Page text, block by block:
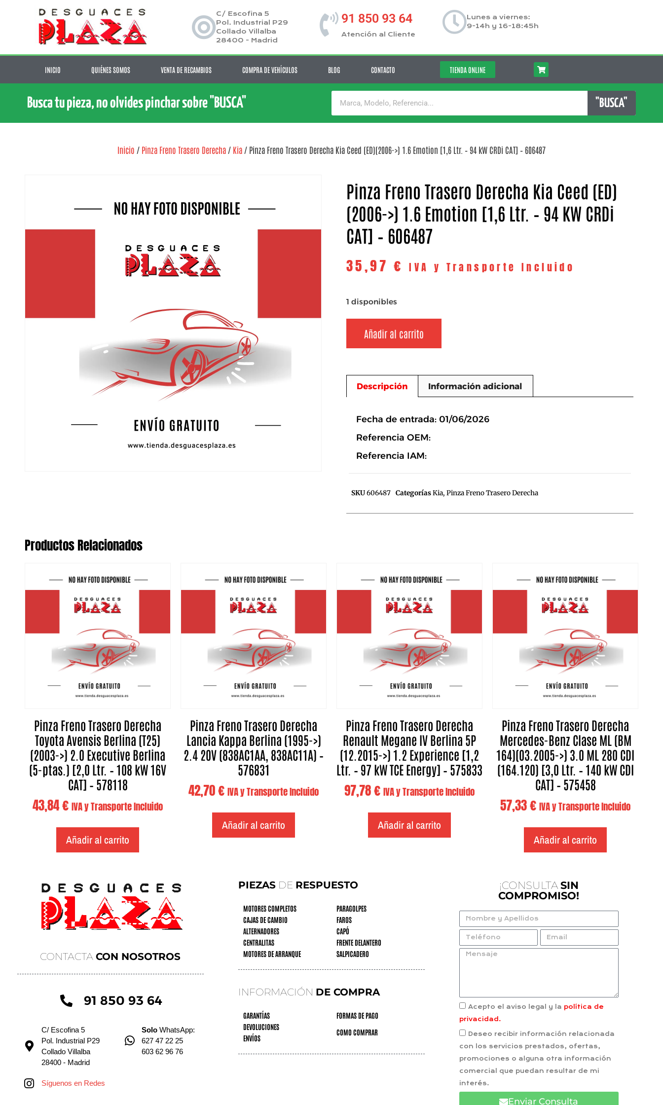
C/ Escofina 5
Pol. Industrial P29
Collado Villalba
28400 - Madrid
91 850 93 64
Atención al Cliente
Lunes a viernes:
9-14h y 16-18:45h
INICIO QUIÉNES SOMOS VENTA DE RECAMBIOS COMPRA DE VEHÍCULOS BLOG CONTACTO TIENDA ONLINE
Busca tu pieza, no olvides pinchar sobre "BUSCA" "BUSCA"
Inicio / Pinza Freno Trasero Derecha / Kia / Pinza Freno Trasero Derecha Kia Ceed (ED)(2006->) 1.6 Emotion [1,6 Ltr. – 94 kW CRDi CAT] – 606487
Pinza Freno Trasero Derecha Kia Ceed (ED)
(2006->) 1.6 Emotion [1,6 Ltr. – 94 KW CRDi
CAT] – 606487
35,97€ IVA y Transporte Incluido
1 disponibles
Añadir al carrito
Descripción Información adicional
Fecha de entrada: 01/06/2026
Referencia OEM:
Referencia IAM:
SKU606487 CategoríasKia, Pinza Freno Trasero Derecha
Productos Relacionados
Pinza Freno Trasero Derecha
Toyota Avensis Berlina (T25)
(2003->) 2.0 Executive Berlina
(5-ptas.) [2,0 Ltr. – 108 kW 16V
CAT] – 578118
43,84€ IVA y Transporte Incluido
Añadir al carrito
Pinza Freno Trasero Derecha
Lancia Kappa Berlina (1995->)
2.4 20V (838AC1AA, 838AC11A) –
576831
42,70€ IVA y Transporte Incluido
Añadir al carrito
Pinza Freno Trasero Derecha
Renault Megane IV Berlina 5P
(12.2015->) 1.2 Experience [1,2
Ltr. – 97 kW TCE Energy] – 575833
97,78€ IVA y Transporte Incluido
Añadir al carrito
Pinza Freno Trasero Derecha
Mercedes-Benz Clase ML (BM
164)(03.2005->) 3.0 ML 280 CDI
(164.120) [3,0 Ltr. – 140 kW CDI
CAT] – 575458
57,33€ IVA y Transporte Incluido
Añadir al carrito
CONTACTACON NOSOTROS
91 850 93 64
C/ Escofina 5
Pol. Industrial P29
Collado Villalba
28400 - Madrid
Solo WhatsApp:
627 47 22 25
603 62 96 76
Síguenos en Redes
PIEZASDE RESPUESTO
MOTORES COMPLETOS
CAJAS DE CAMBIO
ALTERNADORES
CENTRALITAS
MOTORES DE ARRANQUE
PARAGOLPES
FAROS
CAPÓ
FRENTE DELANTERO
SALPICADERO
INFORMACIÓN DE COMPRA
GARANTÍAS
DEVOLUCIONES
ENVÍOS
FORMAS DE PAGO
COMO COMPRAR
¡CONSULTA SIN
COMPROMISO!
Acepto el aviso legal y la política de
privacidad.
Deseo recibir información relacionada
con los servicios prestados, ofertas,
promociones o alguna otra información
comercial que puedan resultar de mi
interés.
Enviar Consulta